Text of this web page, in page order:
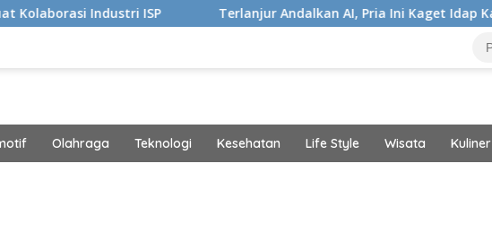
ISP Terlanjur Andalkan AI, Pria Ini Kaget Idap Kanker Stadium 4
Olahraga Teknologi Kesehatan Life Style Wisata Kuliner